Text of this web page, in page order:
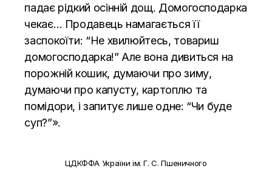
падає рідкий осінній дощ. Домогосподарка
чекає… Продавець намагається її
заспокоїти: “Не хвилюйтесь, товариш
домогосподарка!” Але вона дивиться на
порожній кошик, думаючи про зиму,
думаючи про капусту, картоплю та
помідори, і запитує лише одне: “Чи буде
суп?”».
ЦДКФФА України ім. Г. С. Пшеничного